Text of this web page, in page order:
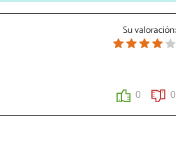
Su valoración:
0 0